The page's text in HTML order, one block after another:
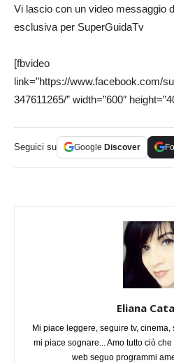
Vi lascio con un video messaggio
esclusiva per SuperGuidaTv
[fbvideo
link=”https://www.facebook.com/
347611265/” width=”600″
Seguici su Google Discover
Eliana
Mi piace leggere, seguire tv,
mi piace sognare... Amo tutto ciò
web seguo programmi